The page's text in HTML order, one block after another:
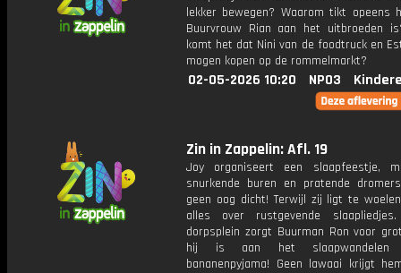
lekker bewegen? Waarom tikt opeens
Buurvrouw Rian aan het uitbroeden
komt het dat Nini van de foodtruck en
mogen kopen op de rommelmarkt?
02-05-2026 10:20 NPO3
Zin in Zappelin: Afl. 19
Joy organiseert een slaapfeestje,
snurkende buren en pratende
geen oog dicht! Terwijl zij ligt te
alles over rustgevende
dorpsplein zorgt Buurman Ron voor
hij is aan het
bananenpyjama! Geen lawaai krijgt